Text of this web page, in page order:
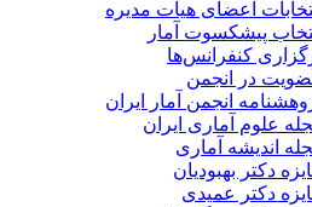
اعضای هیات مدیره
پیشکسوت آمار
کنفرانس‌ها
در انجمن
انجمن آمار ایران
علوم آماری ایران
اندیشه آماری
دکتر بهبودیان
دکتر عمیدی